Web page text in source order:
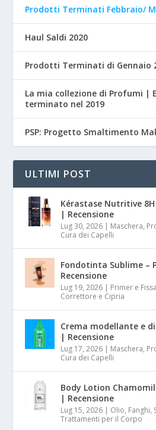
Prodotti Terminati Febbraio/
Haul Saldi 2020
Prodotti Terminati di Gennaio
La mia collezione di Profumi |
terminato nel 2019
PSP: Progetto Smaltimento
ULTIMI POST
Kérastase Nutritive
| Recensione
Lug 30, 2026 | Maschera,
Cura dei Capelli
Fondotinta Sublime –
Recensione
Lug 19, 2026 | Primer e
Correttore e Cipria
Crema modellante e
| Recensione
Lug 17, 2026 | Maschera,
Cura dei Capelli
Body Lotion
| Recensione
Lug 15, 2026 | Olio, Fanghi,
Trattamenti per il Corpo